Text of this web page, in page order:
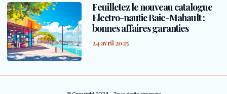
Feuilletez le nouveau catalogue
Electro-nautic Baie-Mahault :
bonnes affaires garanties
24 avril 2025